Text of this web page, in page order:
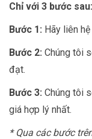
Chỉ với 3 bước sau:
Bước 1: Hãy liên hệ
Bước 2: Chúng tôi
đạt.
Bước 3: Chúng tôi
giá hợp lý nhất.
* Qua các bước